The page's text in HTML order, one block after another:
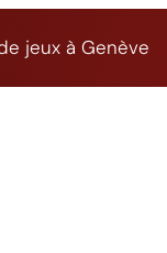
jeux à Genève